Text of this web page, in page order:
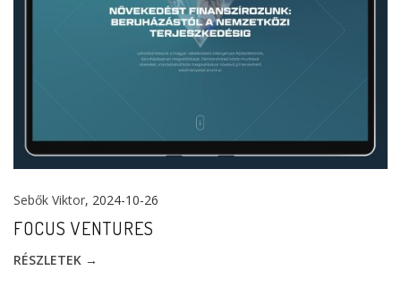
Sebők Viktor, 2024-10-26
FOCUS VENTURES
RÉSZLETEK →